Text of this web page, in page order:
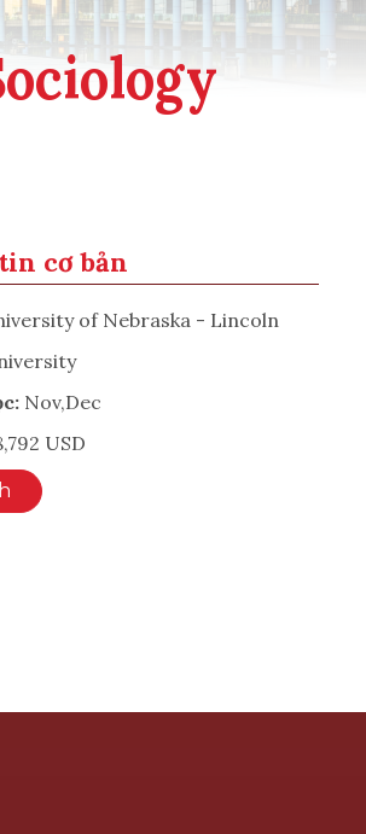
cơ bản
of Nebraska - Lincoln
Nov,Dec
USD